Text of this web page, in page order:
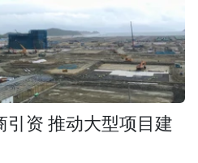
资 推动大型项目建